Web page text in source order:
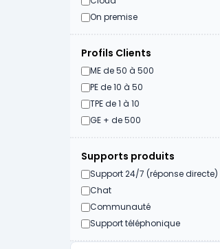
On premise
Profils Clients
ME de 50 à 500
PE de 10 à 50
TPE de 1 à 10
GE + de 500
Supports produits
Support 24/7 (réponse directe)
Chat
Communauté
Support téléphonique